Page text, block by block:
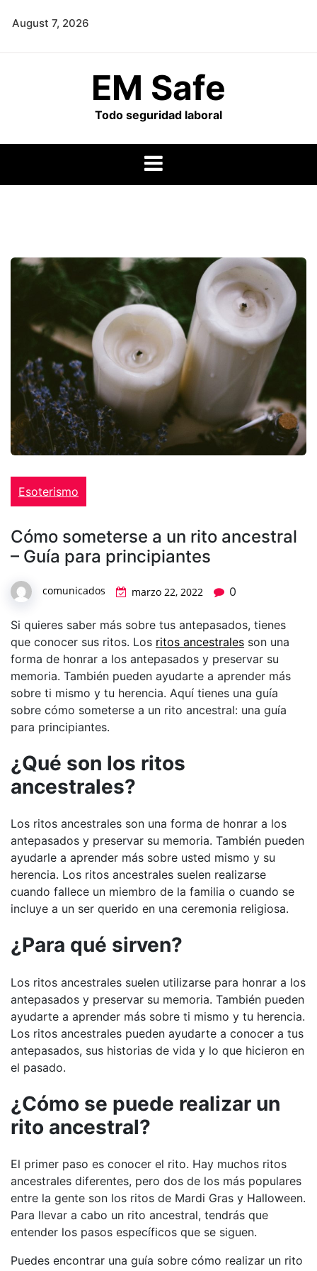
August 7, 2026
EM Safe
Todo seguridad laboral
Esoterismo
Cómo someterse a un rito ancestral
– Guía para principiantes
comunicados marzo 22, 2022 0
Si quieres saber más sobre tus antepasados, tienes
que conocer sus ritos. Los ritos ancestrales son una
forma de honrar a los antepasados y preservar su
memoria. También pueden ayudarte a aprender más
sobre ti mismo y tu herencia. Aquí tienes una guía
sobre cómo someterse a un rito ancestral: una guía
para principiantes.
¿Qué son los ritos
ancestrales?
Los ritos ancestrales son una forma de honrar a los
antepasados y preservar su memoria. También pueden
ayudarle a aprender más sobre usted mismo y su
herencia. Los ritos ancestrales suelen realizarse
cuando fallece un miembro de la familia o cuando se
incluye a un ser querido en una ceremonia religiosa.
¿Para qué sirven?
Los ritos ancestrales suelen utilizarse para honrar a los
antepasados y preservar su memoria. También pueden
ayudarte a aprender más sobre ti mismo y tu herencia.
Los ritos ancestrales pueden ayudarte a conocer a tus
antepasados, sus historias de vida y lo que hicieron en
el pasado.
¿Cómo se puede realizar un
rito ancestral?
El primer paso es conocer el rito. Hay muchos ritos
ancestrales diferentes, pero dos de los más populares
entre la gente son los ritos de Mardi Gras y Halloween.
Para llevar a cabo un rito ancestral, tendrás que
entender los pasos específicos que se siguen.
Puedes encontrar una guía sobre cómo realizar un rito